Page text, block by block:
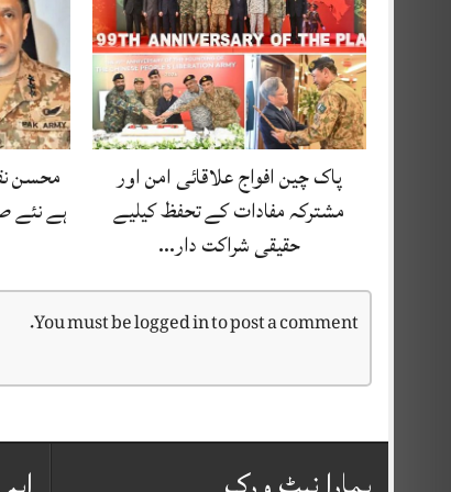
پاک چین افواج علاقائی امن اور
مشترکہ مفادات کے تحفظ کیلیے
حقیقی شراکت دار…
محسن
ہے نئے
You must belogged into post a comment.